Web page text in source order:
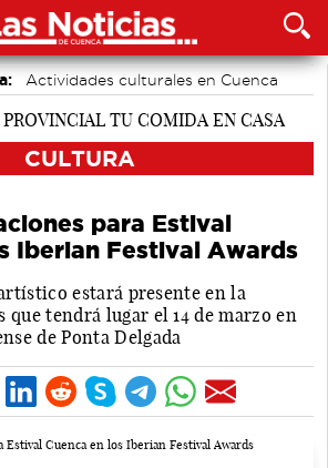
Actividades culturales en Cuenca
CULTURA
para Estival
Iberian Festival Awards
estará presente en la
que tendrá lugar el 14 de marzo en
de Ponta Delgada